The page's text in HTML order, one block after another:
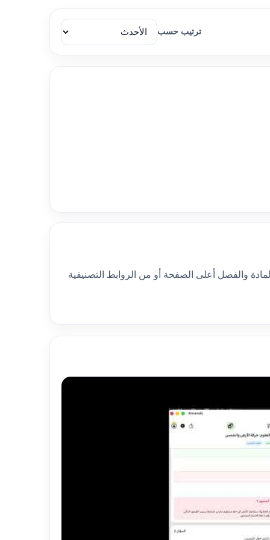
ترتيب حسب
والفصل أعلى الصفحة أو من الروابط التصنيفية